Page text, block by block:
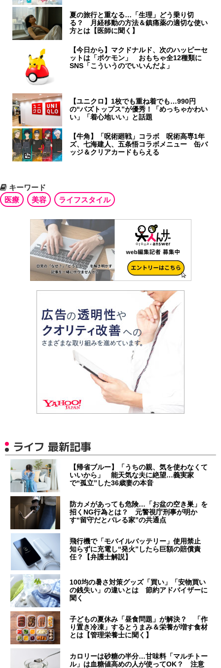
夏の旅行と重なる…「生理」どう乗り切
る？ 月経移動の方法＆鎮痛薬の適切な使い
方とは【医師に聞く】
【今日から】マクドナルド、次のハッピーセ
ットは「ポケモン」 おもちゃ全12種類に
SNS「こういうのでいいんだよ」
【ユニクロ】1枚でも重ね着でも…990円
の“バズトップス”が優秀！「めっちゃかわい
い」「着心地いい」と話題
【牛角】「呪術廻戦」コラボ 呪術高専1年
ズ、七海建人、五条悟コラボメニュー 缶バ
ッジ＆クリアカードもらえる
キーワード
医療
美容 ライフスタイル
ライフ 最新記事
【帰省ブルー】「うちの親、気を使わなくて
いいから」 能天気な夫に絶望…義実家
で“孤立”した36歳妻の本音
防カメがあっても危険…「お盆の空き巣」を
招くNG行為とは？ 元警視庁刑事が明か
す“留守だとバレる家”の共通点
飛行機で「モバイルバッテリー」使用禁止
知らずに充電し“発火”したら巨額の賠償責
任？【弁護士解説】
100均の暑さ対策グッズ「買い」「安物買い
の銭失い」の違いとは 節約アドバイザーに
聞く
子どもの夏休み「昼食問題」が解決？ 「作
り置き冷凍」するとうまみ＆栄養が増す食材
とは【管理栄養士に聞く】
カロリーは砂糖の半分…甘味料「マルチトー
ル」は血糖値高めの人が使ってOK？ 注意